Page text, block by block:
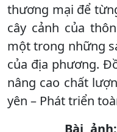
thương mại để
cây cảnh của
một trong những
của địa phương.
nâng cao chất
yên – Phát triển
Bài,